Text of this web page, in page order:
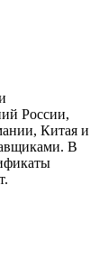
России,
Китая и
В